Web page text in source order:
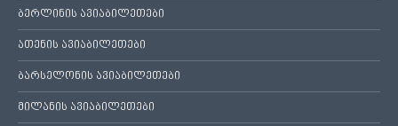
ბერლინის ავიაბილეთები
ათენის ავიაბილეთები
ბარსელონის ავიაბილეთები
მილანის ავიაბილეთები